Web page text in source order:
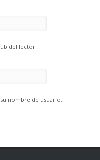
del lector.
su nombre de usuario.